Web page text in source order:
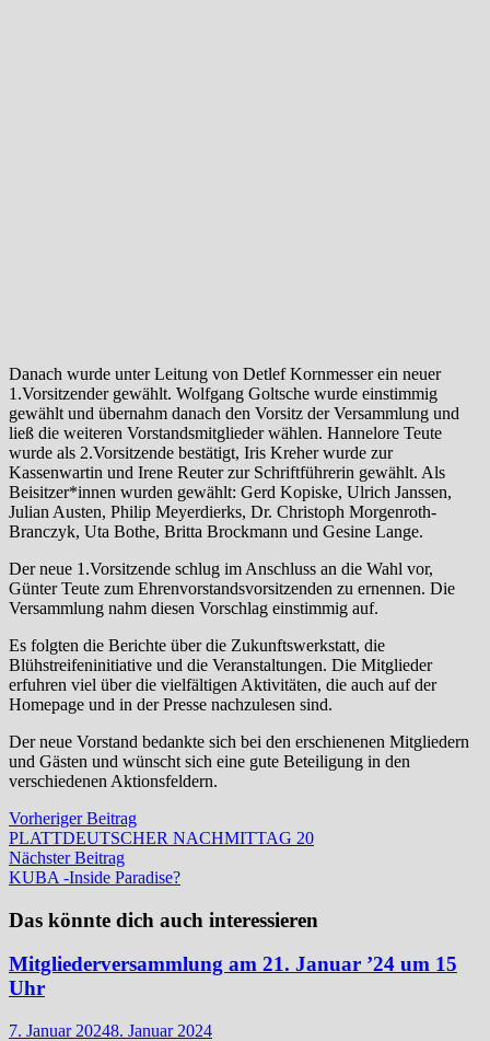
Danach wurde unter Leitung von Detlef Kornmesser ein neuer
1.Vorsitzender gewählt. Wolfgang Goltsche wurde einstimmig
gewählt und übernahm danach den Vorsitz der Versammlung und
ließ die weiteren Vorstandsmitglieder wählen. Hannelore Teute
wurde als 2.Vorsitzende bestätigt, Iris Kreher wurde zur
Kassenwartin und Irene Reuter zur Schriftführerin gewählt. Als
Beisitzer*innen wurden gewählt: Gerd Kopiske, Ulrich Janssen,
Julian Austen, Philip Meyerdierks, Dr. Christoph Morgenroth-
Branczyk, Uta Bothe, Britta Brockmann und Gesine Lange.
Der neue 1.Vorsitzende schlug im Anschluss an die Wahl vor,
Günter Teute zum Ehrenvorstandsvorsitzenden zu ernennen. Die
Versammlung nahm diesen Vorschlag einstimmig auf.
Es folgten die Berichte über die Zukunftswerkstatt, die
Blühstreifeninitiative und die Veranstaltungen. Die Mitglieder
erfuhren viel über die vielfältigen Aktivitäten, die auch auf der
Homepage und in der Presse nachzulesen sind.
Der neue Vorstand bedankte sich bei den erschienenen Mitgliedern
und Gästen und wünscht sich eine gute Beteiligung in den
verschiedenen Aktionsfeldern.
Beitragsnavigation
Vorheriger BeitragVorheriger
Beitrag:
PLATTDEUTSCHER NACHMITTAG 20
Nächster BeitragNächster
Beitrag:
KUBA -Inside Paradise?
Das könnte dich auch interessieren
Mitgliederversammlung am 21. Januar ’24 um 15
Uhr
7. Januar 20248. Januar 2024